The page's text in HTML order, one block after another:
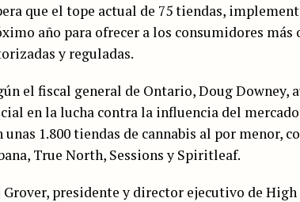
que el tope actual de 75 tiendas,
año para ofrecer a los consumidores
y reguladas.
el fiscal general de Ontario, Doug Downey,
en la lucha contra la influencia del
unas 1.800 tiendas de cannabis al por menor,
True North, Sessions y Spiritleaf.
Grover, presidente y director ejecutivo de